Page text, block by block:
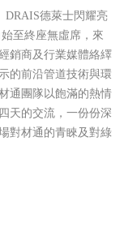
DRAIS德萊士閃耀亮
至終座無虛席，來
銷商及行業媒體絡繹
的前沿管道技術與環
通團隊以飽滿的熱情
天的交流，一份份深
對材通的青睞及對綠